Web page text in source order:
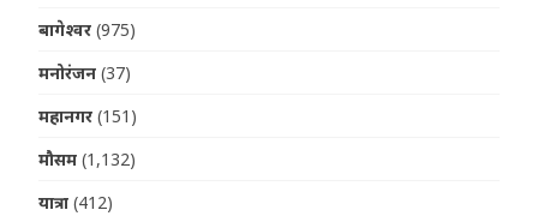
बागेश्वर (975)
मनोरंजन (37)
महानगर (151)
मौसम (1,132)
यात्रा (412)